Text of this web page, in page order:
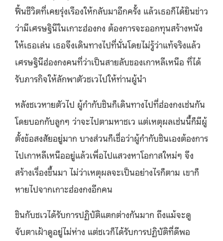
ฟื้นชีวิตที่เคยรุ่งเรืองให้กลับมาอีกครั้ง แล้วเธอก็ได้ยินข่าว
ว่ามีเศรษฐินีในเกาะฮ่องกง ต้องการจะออกทุนสร้างหนัง
ให้เธอเล่น เธอจึงเดินทางไปที่นั่นโดยไม่รู้ว่าแท้จริงแล้ว
เศรษฐินีฮ่องกงคนที่ว่าเป็นสายลับของเกาหลีเหนือ ที่ได้
รับภารกิจให้ลักพาตัวชเวไปให้ท่านผู้นำ
หลังชเวหายตัวไป ผู้กำกับชินก็เดินทางไปที่ฮ่องกงเช่นกัน
โดยบอกกับลูกๆ ว่าจะไปตามหาชเว แต่เหตุผลเช่นนี้ก็มีผู้
ตั้งข้อสงสัยอยู่มาก บางส่วนก็เชื่อว่าผู้กำกับชินเองต้องการ
ไปเกาหลีเหนืออยู่แล้วเพื่อไปแสวงหาโอกาสใหม่ๆ จึง
สร้างเรื่องขึ้นมา ไม่ว่าเหตุผลจะเป็นอย่างไรก็ตาม เขาก็
หายไปจากเกาะฮ่องกงอีกคน
ชินกับชเวได้รับการปฏิบัติแตกต่างกันมาก ถึงแม้จะดู
จับตาเฝ้าดูอยู่ไม่ห่าง แต่ชเวก็ได้รับการปฏิบัติที่ดีพอ